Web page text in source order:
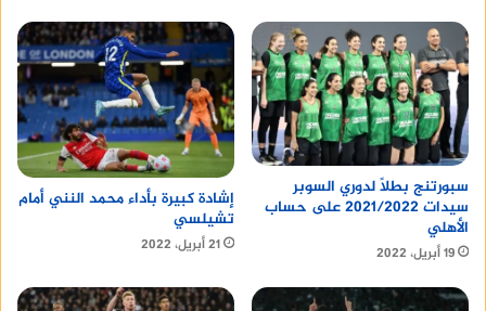
سبورتنج بطلًا لدوري السوبر
سيدات 2021/2022 على حساب
الأهلي
19 أبريل، 2022
إشادة كبيرة بأداء محمد النني أمام
تشيلسي
21 أبريل، 2022